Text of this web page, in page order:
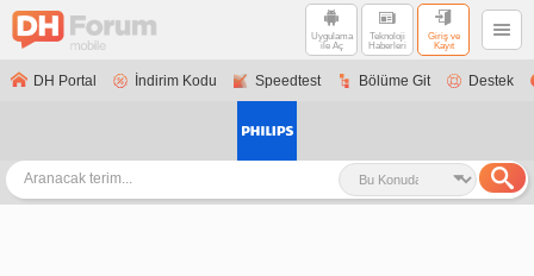
Uygulama
ile Aç
Teknoloji
Haberleri
Giriş ve
Kayıt
DH Portal İndirim Kodu Speedtest Bölüme Git Destek